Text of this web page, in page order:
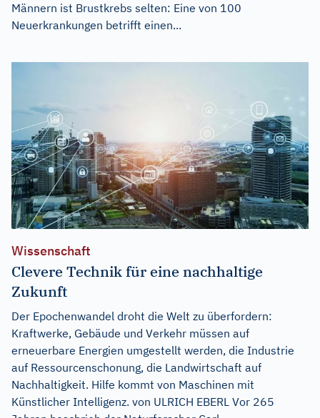
Männern ist Brustkrebs selten: Eine von 100
Neuerkrankungen betrifft einen...
Wissenschaft
Clevere Technik für eine nachhaltige
Zukunft
Der Epochenwandel droht die Welt zu überfordern:
Kraftwerke, Gebäude und Verkehr müssen auf
erneuerbare Energien umgestellt werden, die Industrie
auf Ressourcenschonung, die Landwirtschaft auf
Nachhaltigkeit. Hilfe kommt von Maschinen mit
Künstlicher Intelligenz. von ULRICH EBERL Vor 265